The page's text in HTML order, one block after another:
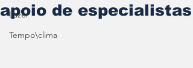
Lazer
Tempo\clima
apoio de especialistas